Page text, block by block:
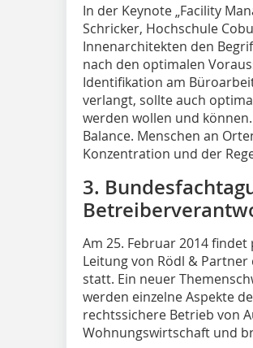
In der Keynote „Facility
Schricker, Hochschule
Innenarchitekten den
nach den optimalen
Identifikation am
verlangt, sollte auch
werden wollen und
Balance. Menschen an
Konzentration und der
3.
Am 25. Februar 2014 findet
Leitung von Rödl &
statt. Ein neuer
werden einzelne Aspekte
rechtssichere Betrieb von
Wohnungswirtschaft und